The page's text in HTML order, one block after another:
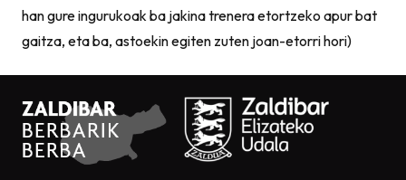
han gure ingurukoak ba jakina trenera etortzeko apur bat
gaitza, eta ba, astoekin egiten zuten joan-etorri hori)